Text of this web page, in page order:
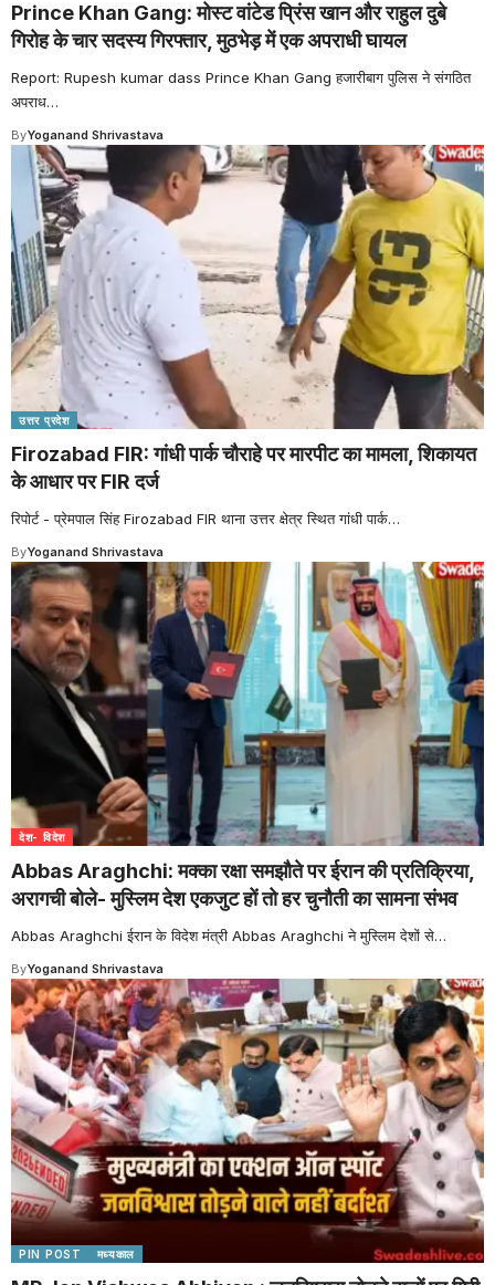
Prince Khan Gang: मोस्ट वांटेड प्रिंस खान और राहुल दुबे
गिरोह के चार सदस्य गिरफ्तार, मुठभेड़ में एक अपराधी घायल
Report: Rupesh kumar dass Prince Khan Gang हजारीबाग पुलिस ने संगठित
अपराध…
ByYoganand Shrivastava
उत्तर प्रदेश
Firozabad FIR: गांधी पार्क चौराहे पर मारपीट का मामला, शिकायत
के आधार पर FIR दर्ज
रिपोर्ट - प्रेमपाल सिंह Firozabad FIR थाना उत्तर क्षेत्र स्थित गांधी पार्क…
ByYoganand Shrivastava
देश- विदेश
Abbas Araghchi: मक्का रक्षा समझौते पर ईरान की प्रतिक्रिया,
अरागची बोले- मुस्लिम देश एकजुट हों तो हर चुनौती का सामना संभव
Abbas Araghchi ईरान के विदेश मंत्री Abbas Araghchi ने मुस्लिम देशों से…
ByYoganand Shrivastava
PIN POST मध्यकाल